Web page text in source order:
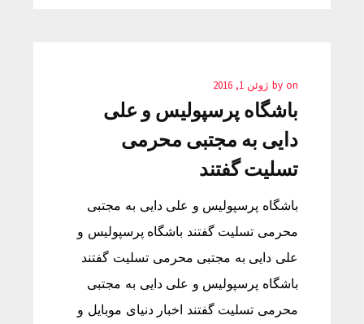
by on ژوئن 1, 2016
باشگاه پرسپولیس و علی
دایی به مجتبی محرمی
تسلیت گفتند
باشگاه پرسپولیس و علی دایی به مجتبی
محرمی تسلیت گفتند باشگاه پرسپولیس و
علی دایی به مجتبی محرمی تسلیت گفتند
باشگاه پرسپولیس و علی دایی به مجتبی
محرمی تسلیت گفتند اخبار دنیای موبایل و